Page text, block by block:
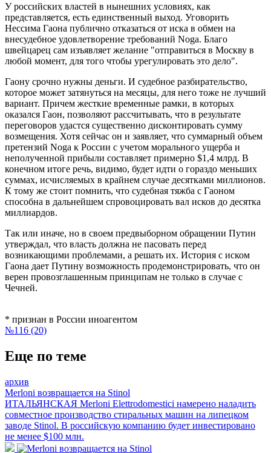
У российских властей в нынешних условиях, как
представляется, есть единственный выход. Уговорить
Нессима Гаона публично отказаться от иска в обмен на
внесудебное удовлетворение требований Noga. Благо
швейцарец сам изъявляет желание "отправиться в Москву в
любой момент, для того чтобы урегулировать это дело".
Гаону срочно нужны деньги. И судебное разбирательство,
которое может затянуться на месяцы, для него тоже не лучший
вариант. Причем жесткие временные рамки, в которых
оказался Гаон, позволяют рассчитывать, что в результате
переговоров удастся существенно дисконтировать сумму
возмещения. Хотя сейчас он и заявляет, что суммарный объем
претензий Noga к России с учетом морального ущерба и
неполученной прибыли составляет примерно $1,4 млрд. В
конечном итоге речь, видимо, будет идти о гораздо меньших
суммах, исчисляемых в крайнем случае десятками миллионов.
К тому же стоит помнить, что судебная тяжба с Гаоном
способна в дальнейшем спровоцировать вал исков до десятка
миллиардов.
Так или иначе, но в своем предвыборном обращении Путин
утверждал, что власть должна не пасовать перед
возникающими проблемами, а решать их. История с иском
Гаона дает Путину возможность продемонстрировать, что он
верен провозглашенным принципам не только в случае с
Чечней.
* признан в России иноагентом
№116 (20)
Еще по теме
архив
Merloni возвращается на Stinol
ИТАЛЬЯНСКАЯ Merloni Elettrodomestici намерено наладить
совместное производство стиральных машин на липецком
заводе Stinol. В российскую компанию будет инвестировано
не менее $100 млн.